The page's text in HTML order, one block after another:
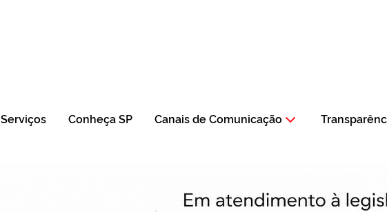
Serviços Conheça SP Canais de Comunicação